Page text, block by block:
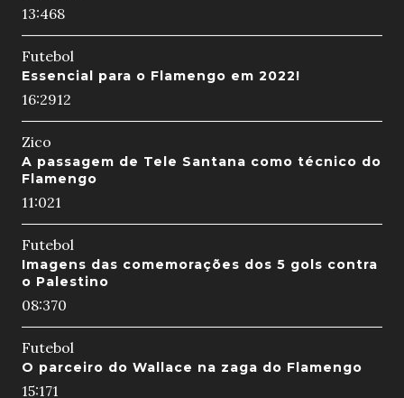
13:468
Futebol
Essencial para o Flamengo em 2022!
16:2912
Zico
A passagem de Tele Santana como técnico do
Flamengo
11:021
Futebol
Imagens das comemorações dos 5 gols contra
o Palestino
08:370
Futebol
O parceiro do Wallace na zaga do Flamengo
15:171